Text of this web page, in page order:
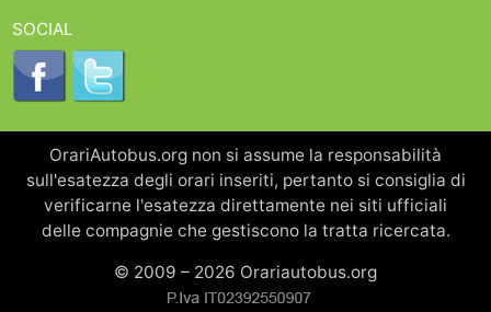
SOCIAL
OrariAutobus.org non si assume la responsabilità
sull'esatezza degli orari inseriti, pertanto si consiglia di
verificarne l'esatezza direttamente nei siti ufficiali
delle compagnie che gestiscono la tratta ricercata.
© 2009 – 2026 Orariautobus.org